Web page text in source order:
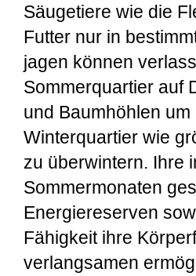
Säugetiere wie die
Futter nur in
jagen können
Sommerquartier auf
und Baumhöhlen um
Winterquartier wie
zu überwintern. Ihre
Sommermonaten
Energiereserven
Fähigkeit ihre
verlangsamen